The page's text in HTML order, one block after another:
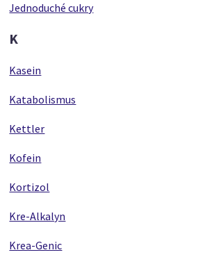
Jednoduché cukry
K
Kasein
Katabolismus
Kettler
Kofein
Kortizol
Kre-Alkalyn
Krea-Genic